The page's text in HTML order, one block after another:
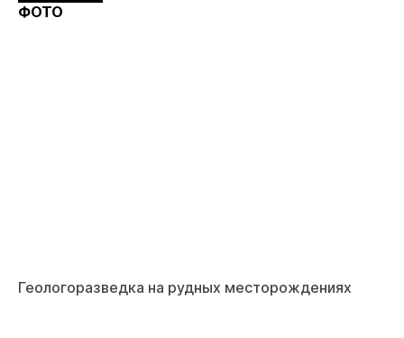
ФОТО
Геологоразведка на рудных месторождениях